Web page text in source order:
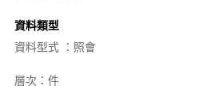
資料類型
資料型式 ：照會
層次：件